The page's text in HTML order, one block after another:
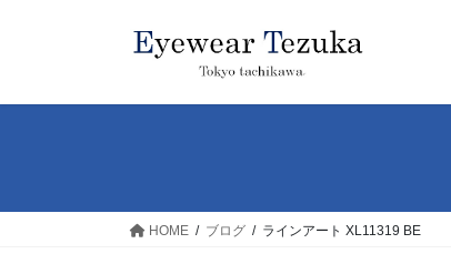
HOME ブログ ラインアート XL11319 BE